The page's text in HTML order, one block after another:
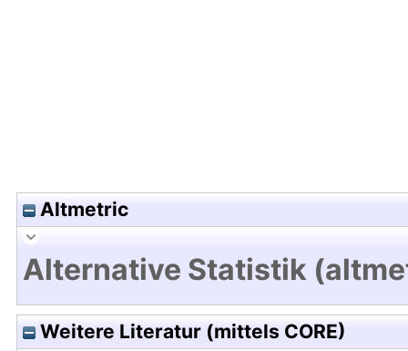
Altmetric
Alternative Statistik
Weitere Literatur (mittels CORE)